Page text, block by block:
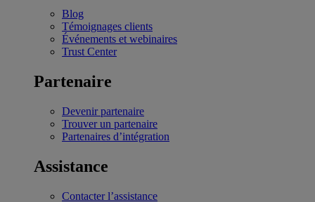
Blog
Témoignages clients
Événements et webinaires
Trust Center
Partenaire
Devenir partenaire
Trouver un partenaire
Partenaires d’intégration
Assistance
Contacter l’assistance